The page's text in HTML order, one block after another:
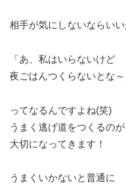
相手が気にしないならい
「あ、私はいらないけど
夜ごはんつくらないとな～
ってなるんですよね(笑)
うまく逃げ道をつくるのが
大切になってきます！
うまくいかないと普通に